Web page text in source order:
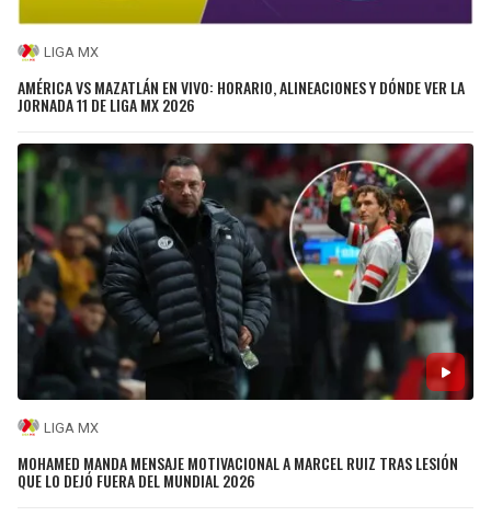
LIGA MX
AMÉRICA VS MAZATLÁN EN VIVO: HORARIO, ALINEACIONES Y DÓNDE VER LA
JORNADA 11 DE LIGA MX 2026
LIGA MX
MOHAMED MANDA MENSAJE MOTIVACIONAL A MARCEL RUIZ TRAS LESIÓN
QUE LO DEJÓ FUERA DEL MUNDIAL 2026